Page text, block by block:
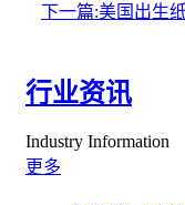
下一篇:美国出生
行业资讯
Industry Information
更多